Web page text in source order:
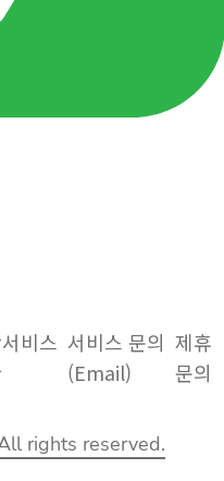
비스 서비스 문의
(Email)
제휴
문의
rights reserved.